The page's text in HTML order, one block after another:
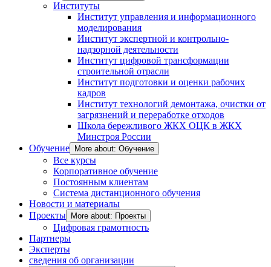
Институты
Институт управления и информационного
моделирования
Институт экспертной и контрольно-
надзорной деятельности
Институт цифровой трансформации
строительной отрасли
Институт подготовки и оценки рабочих
кадров
Институт технологий демонтажа, очистки от
загрязнений и переработке отходов
Школа бережливого ЖКХ ОЦК в ЖКХ
Минстроя России
Обучение
More about: Обучение
Все курсы
Корпоративное обучение
Постоянным клиентам
Система дистанционного обучения
Новости и материалы
Проекты
More about: Проекты
Цифровая грамотность
Партнеры
Эксперты
сведения об организации